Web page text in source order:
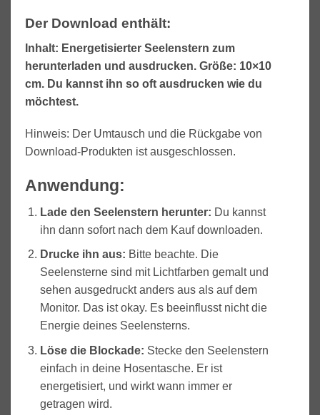
Der Download enthält:
Inhalt: Energetisierter Seelenstern zum
herunterladen und ausdrucken. Größe: 10×10
cm. Du kannst ihn so oft ausdrucken wie du
möchtest.
Hinweis: Der Umtausch und die Rückgabe von
Download-Produkten ist ausgeschlossen.
Anwendung:
Lade den Seelenstern herunter: Du kannst
ihn dann sofort nach dem Kauf downloaden.
Drucke ihn aus: Bitte beachte. Die
Seelensterne sind mit Lichtfarben gemalt und
sehen ausgedruckt anders aus als auf dem
Monitor. Das ist okay. Es beeinflusst nicht die
Energie deines Seelensterns.
Löse die Blockade: Stecke den Seelenstern
einfach in deine Hosentasche. Er ist
energetisiert, und wirkt wann immer er
getragen wird.